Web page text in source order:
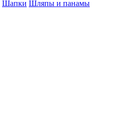
Шапки Шляпы и панамы